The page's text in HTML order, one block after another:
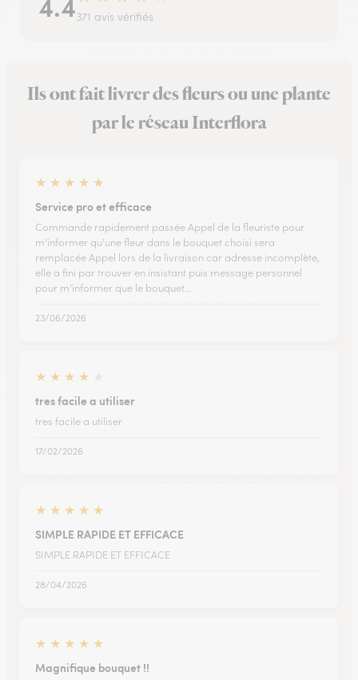
371 avis vérifiés
Ils ont fait livrer des fleurs ou une plante
par le réseau Interflora
★ ★ ★ ★ ★
Service pro et efficace
Commande rapidement passée Appel de la fleuriste pour
m'informer qu'une fleur dans le bouquet choisi sera
remplacée Appel lors de la livraison car adresse incomplète,
elle a fini par trouver en insistant puis message personnel
pour m'informer que le bouquet…
23/06/2026
★ ★ ★ ★
tres facile a utiliser
tres facile a utiliser
17/02/2026
★ ★ ★ ★ ★
SIMPLE RAPIDE ET EFFICACE
SIMPLE RAPIDE ET EFFICACE
28/04/2026
★ ★ ★ ★ ★
Magnifique bouquet !!